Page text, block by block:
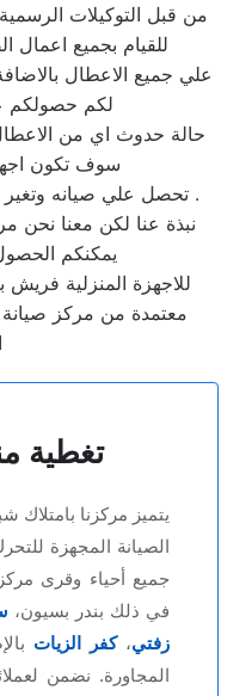
من قبل التوكيلات
للقيام بجميع اعمال
علي جميع الاعطال
لكم حصولكم
حالة حدوث اي من الاعطال
سوف تكون
تحصل علي صيانه وتغير لاي من قطع الغيار عند الضرورة .
نبذة عنا لكن معنا نحن
يمكنكم
للاجهزة المنزلية
معتمدة من مركز صيانة
تغطية
يتميز مركزنا
الصيانة المجهزة
جميع أحياء وقرى
في ذلك بندر بسيون،
زفتي،كفر الزيات
المجاورة. نضمن